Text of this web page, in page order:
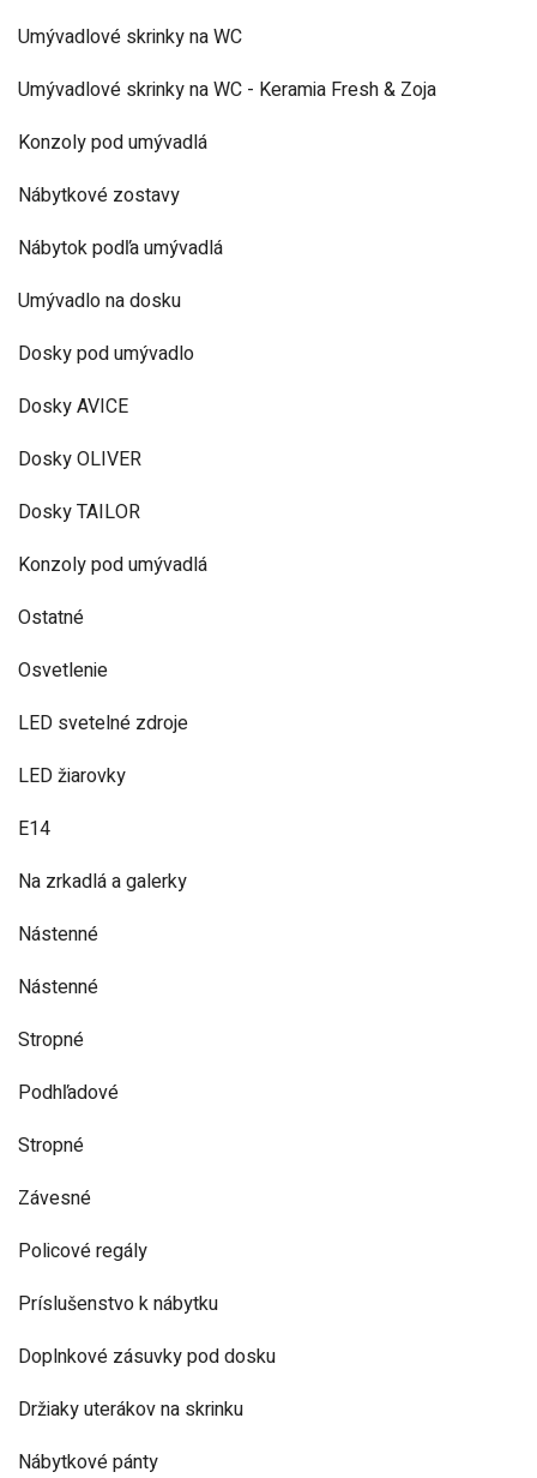
Umývadlové skrinky na WC
Umývadlové skrinky na WC - Keramia Fresh & Zoja
Konzoly pod umývadlá
Nábytkové zostavy
Nábytok podľa umývadlá
Umývadlo na dosku
Dosky pod umývadlo
Dosky AVICE
Dosky OLIVER
Dosky TAILOR
Konzoly pod umývadlá
Ostatné
Osvetlenie
LED svetelné zdroje
LED žiarovky
E14
Na zrkadlá a galerky
Nástenné
Nástenné
Stropné
Podhľadové
Stropné
Závesné
Policové regály
Príslušenstvo k nábytku
Doplnkové zásuvky pod dosku
Držiaky uterákov na skrinku
Nábytkové pánty